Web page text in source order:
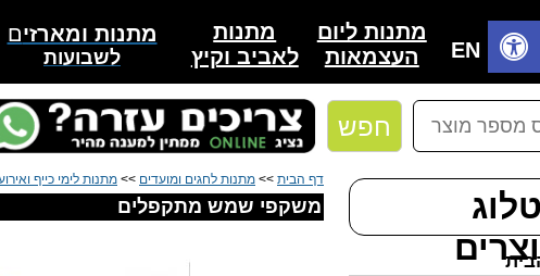
חפש
EN
מתנות
לאביב וקיץ
מתנות ומארזים
לשבועות
מתנות ליום
העצמאות
דף הבית >> מתנות לחגים ומועדים >> מתנות לימי כייף
משקפי שמש מתקפלים